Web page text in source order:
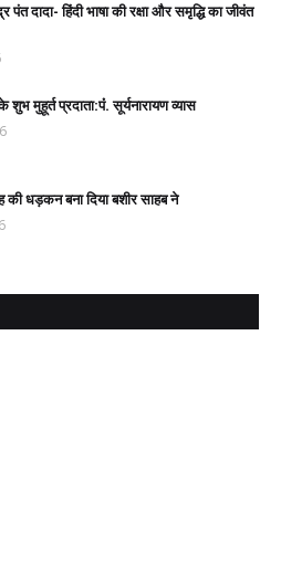
दादा- हिंदी भाषा की रक्षा और समृद्धि का जीवंत
मुहूर्त प्रदाता:पंं. सूर्यनारायण व्यास
की धड़कन बना दिया बशीर साहब ने